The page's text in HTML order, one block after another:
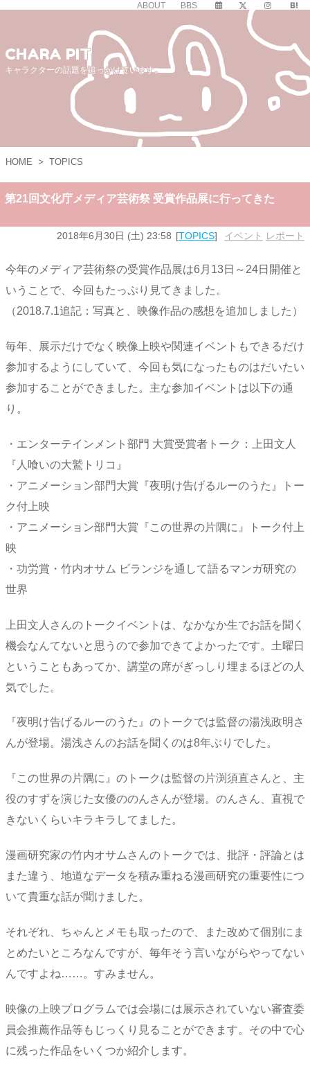
ABOUT BBS
CHARA PIT
キャラクターの話題を追っかけています。
HOME > TOPICS
第21回文化庁メディア芸術祭 受賞作品展に行ってきた
2018年6月30日 (土) 23:58 TOPICS イベント レポート
今年のメディア芸術祭の受賞作品展は6月13日～24日開催と
いうことで、今回もたっぷり見てきました。
（2018.7.1追記：写真と、映像作品の感想を追加しました）
毎年、展示だけでなく映像上映や関連イベントもできるだけ
参加するようにしていて、今回も気になったものはだいたい
参加することができました。主な参加イベントは以下の通
り。
・エンターテインメント部門 大賞受賞者トーク：上田文人
『人喰いの大鷲トリコ』
・アニメーション部門大賞『夜明け告げるルーのうた』トー
ク付上映
・アニメーション部門大賞『この世界の片隅に』トーク付上
映
・功労賞・竹内オサム ビランジを通して語るマンガ研究の
世界
上田文人さんのトークイベントは、なかなか生でお話を聞く
機会なんてないと思うので参加できてよかったです。土曜日
ということもあってか、講堂の席がぎっしり埋まるほどの人
気でした。
『夜明け告げるルーのうた』のトークでは監督の湯浅政明さ
んが登場。湯浅さんのお話を聞くのは8年ぶりでした。
『この世界の片隅に』のトークは監督の片渕須直さんと、主
役のすずを演じた女優ののんさんが登場。のんさん、直視で
きないくらいキラキラしてました。
漫画研究家の竹内オサムさんのトークでは、批評・評論とは
また違う、地道なデータを積み重ねる漫画研究の重要性につ
いて貴重な話が聞けました。
それぞれ、ちゃんとメモも取ったので、また改めて個別にま
とめたいところなんですが、毎年そう言いながらやってない
んですよね……。すみません。
映像の上映プログラムでは会場には展示されていない審査委
員会推薦作品等もじっくり見ることができます。その中で心
に残った作品をいくつか紹介します。